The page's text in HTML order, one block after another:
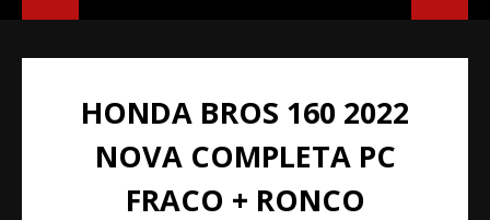
HONDA BROS 160 2022
NOVA COMPLETA PC
FRACO + RONCO